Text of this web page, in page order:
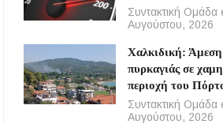
Συντακτική
Αυγούστου, 2026
Χαλκιδική:
πυρκαγιάς σε
περιοχή του
Συντακτική
Αυγούστου, 2026